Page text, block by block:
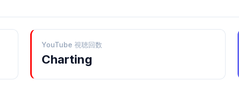
YouTube 視聴回数
Charting